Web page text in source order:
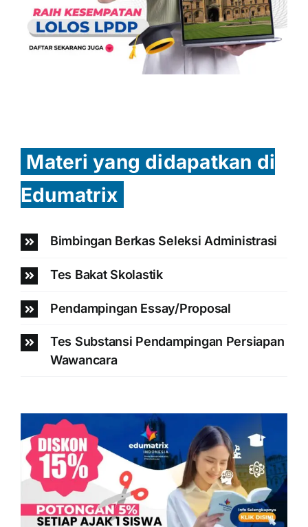
Materi yang didapatkan di
Edumatrix
Bimbingan Berkas Seleksi Administrasi
Tes Bakat Skolastik
Pendampingan Essay/Proposal
Tes Substansi Pendampingan Persiapan
Wawancara